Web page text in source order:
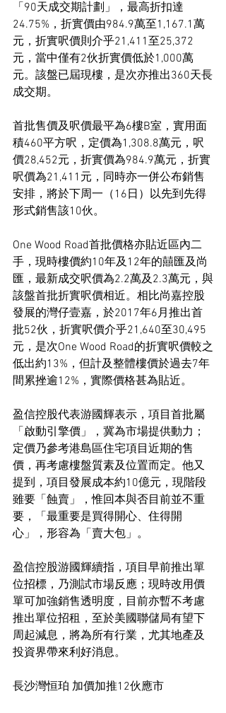
「90天成交期計劃」，最高折扣達
24.75%，折實價由984.9萬至1,167.1萬
元，折實呎價則介乎21,411至25,372
元，當中僅有2伙折實價低於1,000萬
元。該盤已屆現樓，是次亦推出360天長
成交期。
首批售價及呎價最平為6樓B室，實用面
積460平方呎，定價為1,308.8萬元，呎
價28,452元，折實價為984.9萬元，折實
呎價為21,411元，同時亦一併公布銷售
安排，將於下周一（16日）以先到先得
形式銷售該10伙。
One Wood Road首批價格亦貼近區內二
手，現時樓價約10年及12年的囍匯及尚
匯，最新成交呎價為2.2萬及2.3萬元，與
該盤首批折實呎價相近。相比尚嘉控股
發展的灣仔壹嘉，於2017年6月推出首
批52伙，折實呎價介乎21,640至30,495
元，是次One Wood Road的折實呎價較之
低出約13%，但計及整體樓價於過去7年
間累挫逾12%，實際價格甚為貼近。
盈信控股代表游國輝表示，項目首批屬
「啟動引擎價」，冀為市場提供動力；
定價乃參考港島區住宅項目近期的售
價，再考慮樓盤質素及位置而定。他又
提到，項目發展成本約10億元，現階段
雖要「蝕賣」，惟回本與否目前並不重
要，「最重要是買得開心、住得開
心」，形容為「賣大包」。
盈信控股游國輝續指，項目早前推出單
位招標，乃測試市場反應；現時改用價
單可加強銷售透明度，目前亦暫不考慮
推出單位招租，至於美國聯儲局有望下
周起減息，將為所有行業，尤其地產及
投資界帶來利好消息。
長沙灣恒珀 加價加推12伙應市